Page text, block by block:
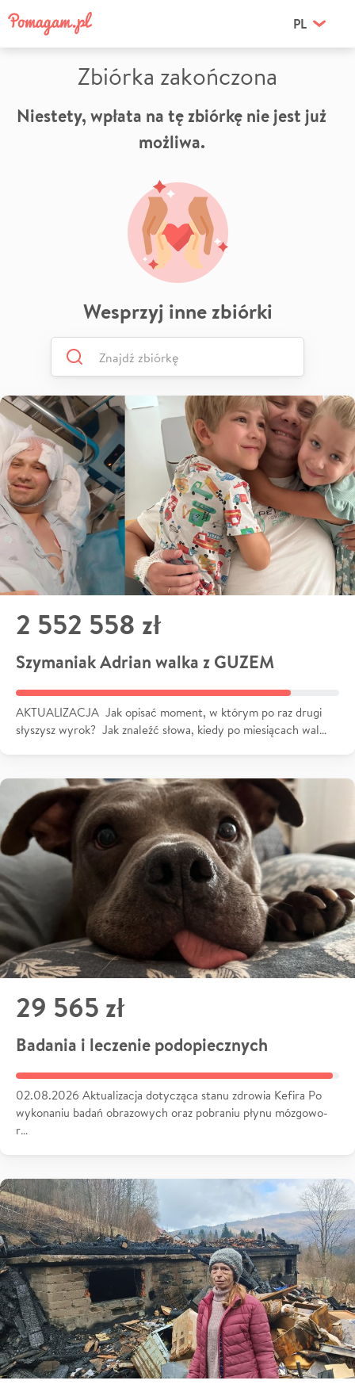
PL
Zbiórka zakończona
Niestety, wpłata na tę zbiórkę nie jest już
możliwa.
Wesprzyj inne zbiórki
2 552 558 zł
Szymaniak Adrian walka z GUZEM
AKTUALIZACJA Jak opisać moment, w którym po raz drugi
słyszysz wyrok? Jak znaleźć słowa, kiedy po miesiącach wal…
29 565 zł
Badania i leczenie podopiecznych
02.08.2026 Aktualizacja dotycząca stanu zdrowia Kefira Po
wykonaniu badań obrazowych oraz pobraniu płynu mózgowo-
r…